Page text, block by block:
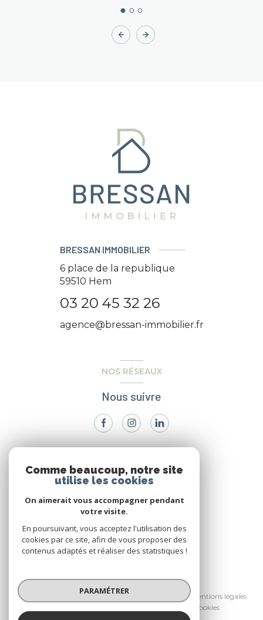
BRESSAN IMMOBILIER
6 place de la republique
59510 Hem
03 20 45 32 26
agence@bressan-immobilier.fr
NOS RÉSEAUX
Nous suivre
VOTRE ESPACE
© 2026 | Tous droits réservés
Nos honoraires
Nos partenaires
Mentions légales
Cookies
Comme beaucoup, notre site
utilise les cookies
On aimerait vous accompagner pendant
votre visite.
En poursuivant, vous acceptez l'utilisation des
cookies par ce site, afin de vous proposer des
contenus adaptés et réaliser des statistiques !
PARAMÉTRER